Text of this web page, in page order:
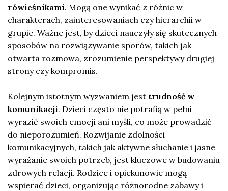
rówieśnikami. Mogą one wynikać z różnic w
charakterach, zainteresowaniach czy hierarchii w
grupie. Ważne jest, by dzieci nauczyły się skutecznych
sposobów na rozwiązywanie sporów, takich jak
otwarta rozmowa, zrozumienie perspektywy drugiej
strony czy kompromis.
Kolejnym istotnym wyzwaniem jest trudność w
komunikacji. Dzieci często nie potrafią w pełni
wyrazić swoich emocji ani myśli, co może prowadzić
do nieporozumień. Rozwijanie zdolności
komunikacyjnych, takich jak aktywne słuchanie i jasne
wyrażanie swoich potrzeb, jest kluczowe w budowaniu
zdrowych relacji. Rodzice i opiekunowie mogą
wspierać dzieci, organizując różnorodne zabawy i